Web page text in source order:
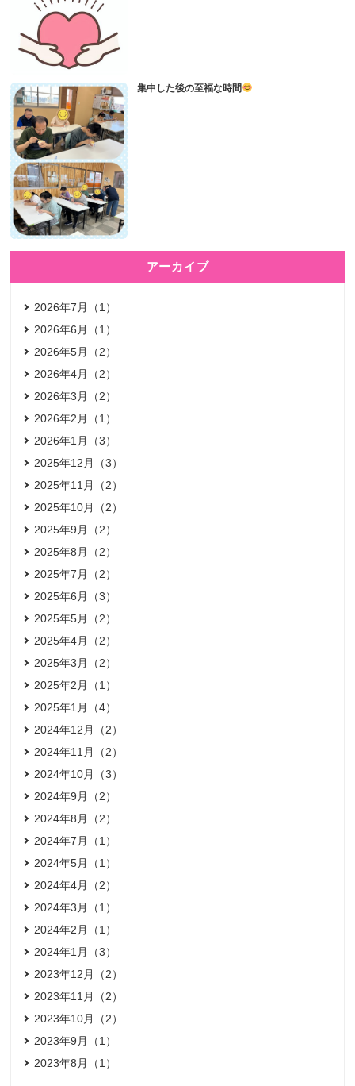
集中した後の至福な時間
アーカイブ
2026年7月（1）
2026年6月（1）
2026年5月（2）
2026年4月（2）
2026年3月（2）
2026年2月（1）
2026年1月（3）
2025年12月（3）
2025年11月（2）
2025年10月（2）
2025年9月（2）
2025年8月（2）
2025年7月（2）
2025年6月（3）
2025年5月（2）
2025年4月（2）
2025年3月（2）
2025年2月（1）
2025年1月（4）
2024年12月（2）
2024年11月（2）
2024年10月（3）
2024年9月（2）
2024年8月（2）
2024年7月（1）
2024年5月（1）
2024年4月（2）
2024年3月（1）
2024年2月（1）
2024年1月（3）
2023年12月（2）
2023年11月（2）
2023年10月（2）
2023年9月（1）
2023年8月（1）